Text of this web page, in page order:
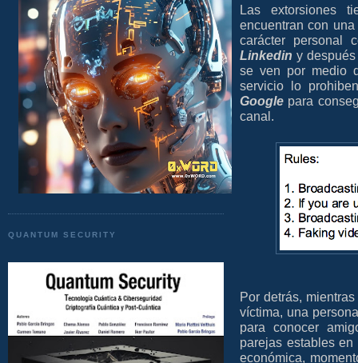
QUANTUM SECURITY
Las extorsiones
encuentran con
carácter personal
Linkedin y
se ven por medio
servicio lo
Google para
canal.
Por detrás,
víctima, una
para conocer
parejas estables
económica,